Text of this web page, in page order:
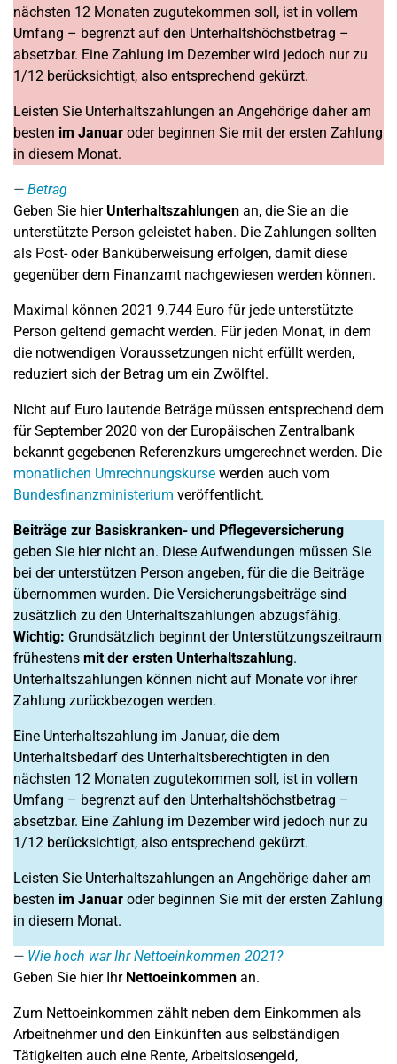
nächsten 12 Monaten zugutekommen soll, ist in vollem
Umfang – begrenzt auf den Unterhaltshöchstbetrag –
absetzbar. Eine Zahlung im Dezember wird jedoch nur zu
1/12 berücksichtigt, also entsprechend gekürzt.
Leisten Sie Unterhaltszahlungen an Angehörige daher am
besten im Januar oder beginnen Sie mit der ersten Zahlung
in diesem Monat.
Betrag
Geben Sie hier Unterhaltszahlungen an, die Sie an die
unterstützte Person geleistet haben. Die Zahlungen sollten
als Post- oder Banküberweisung erfolgen, damit diese
gegenüber dem Finanzamt nachgewiesen werden können.
Maximal können 2021 9.744 Euro für jede unterstützte
Person geltend gemacht werden. Für jeden Monat, in dem
die notwendigen Voraussetzungen nicht erfüllt werden,
reduziert sich der Betrag um ein Zwölftel.
Nicht auf Euro lautende Beträge müssen entsprechend dem
für September 2020 von der Europäischen Zentralbank
bekannt gegebenen Referenzkurs umgerechnet werden. Die
monatlichen Umrechnungskurse werden auch vom
Bundesfinanzministerium veröffentlicht.
Beiträge zur Basiskranken- und Pflegeversicherung
geben Sie hier nicht an. Diese Aufwendungen müssen Sie
bei der unterstützen Person angeben, für die die Beiträge
übernommen wurden. Die Versicherungsbeiträge sind
zusätzlich zu den Unterhaltszahlungen abzugsfähig.
Wichtig: Grundsätzlich beginnt der Unterstützungszeitraum
frühestens mit der ersten Unterhaltszahlung.
Unterhaltszahlungen können nicht auf Monate vor ihrer
Zahlung zurückbezogen werden.
Eine Unterhaltszahlung im Januar, die dem
Unterhaltsbedarf des Unterhaltsberechtigten in den
nächsten 12 Monaten zugutekommen soll, ist in vollem
Umfang – begrenzt auf den Unterhaltshöchstbetrag –
absetzbar. Eine Zahlung im Dezember wird jedoch nur zu
1/12 berücksichtigt, also entsprechend gekürzt.
Leisten Sie Unterhaltszahlungen an Angehörige daher am
besten im Januar oder beginnen Sie mit der ersten Zahlung
in diesem Monat.
Wie hoch war Ihr Nettoeinkommen 2021?
Geben Sie hier Ihr Nettoeinkommen an.
Zum Nettoeinkommen zählt neben dem Einkommen als
Arbeitnehmer und den Einkünften aus selbständigen
Tätigkeiten auch eine Rente, Arbeitslosengeld,